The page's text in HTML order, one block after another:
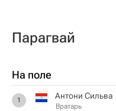
Парагвай
На поле
1 Антони Сильва
Вратарь